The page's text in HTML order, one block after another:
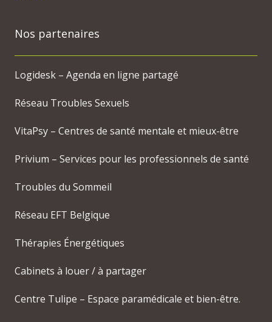
Nos partenaires
Logidesk – Agenda en ligne partagé
Réseau Troubles Sexuels
VitaPsy – Centres de santé mentale et mieux-être
Privium – Services pour les professionnels de santé
Troubles du Sommeil
Réseau EFT Belgique
Thérapies Énergétiques
Cabinets à louer / à partager
Centre Tulipe – Espace paramédicale et bien-être.